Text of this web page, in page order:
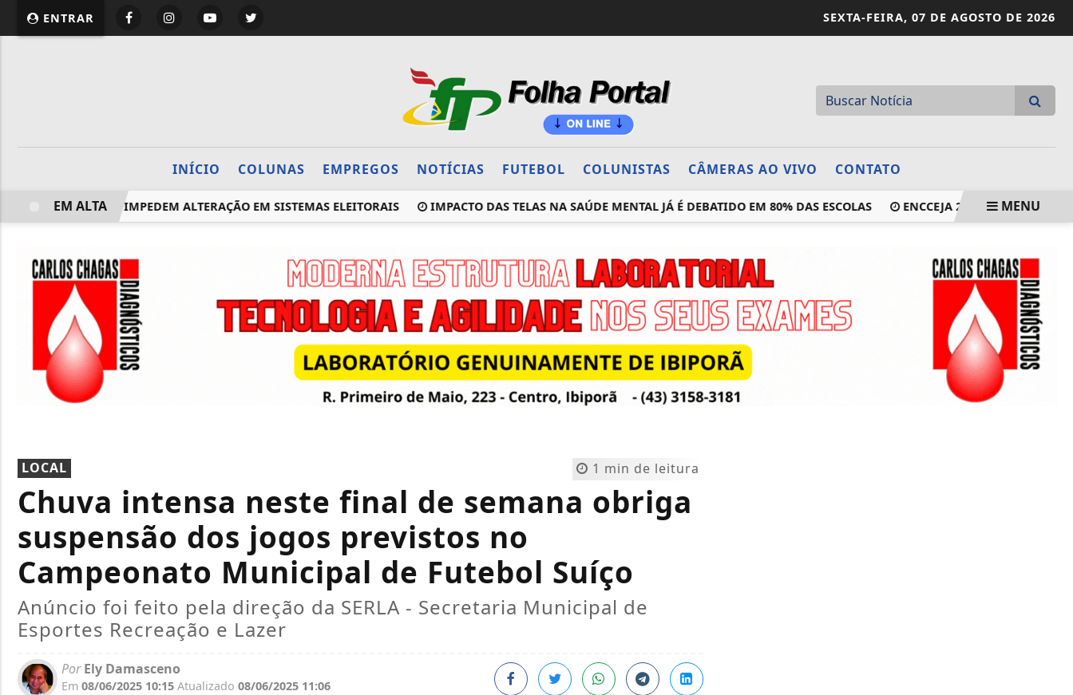
website page view counter
ENTRAR SEXTA-FEIRA, 07 DE AGOSTO DE 2026
INÍCIO COLUNAS EMPREGOS NOTÍCIAS FUTEBOL COLUNISTAS CÂMERAS AO VIVO CONTATO
E LACRAÇÃO IMPEDEM ALTERAÇÃO EM SISTEMAS ELEITORAIS IMPACTO DAS TELAS NA SAÚDE MENTAL JÁ É DEBATIDO EM 80% DAS ESCOLAS ENCCEJA 2026: ALUNOS JÁ PODEM
EM ALTA MENU
1 min de leitura
LOCAL
Chuva intensa neste final de semana obriga
suspensão dos jogos previstos no
Campeonato Municipal de Futebol Suíço
Anúncio foi feito pela direção da SERLA - Secretaria Municipal de
Esportes Recreação e Lazer
PorEly Damasceno
Em 08/06/2025 10:15 Atualizado 08/06/2025 11:06